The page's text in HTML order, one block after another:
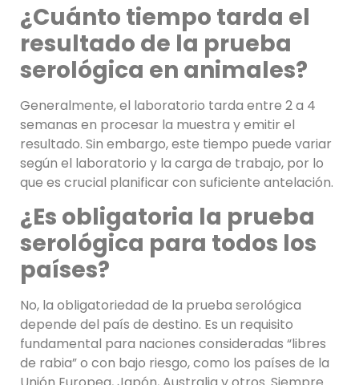
¿Cuánto tiempo tarda el
resultado de la prueba
serológica en animales?
Generalmente, el laboratorio tarda entre 2 a 4
semanas en procesar la muestra y emitir el
resultado. Sin embargo, este tiempo puede variar
según el laboratorio y la carga de trabajo, por lo
que es crucial planificar con suficiente antelación.
¿Es obligatoria la prueba
serológica para todos los
países?
No, la obligatoriedad de la prueba serológica
depende del país de destino. Es un requisito
fundamental para naciones consideradas “libres
de rabia” o con bajo riesgo, como los países de la